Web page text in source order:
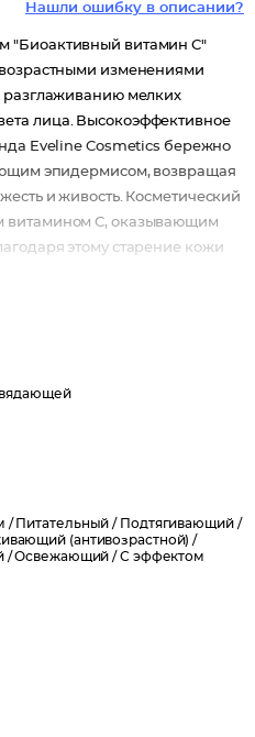
Нашли ошибку в описании?
"Биоактивный витамин С"
изменениями
разглаживанию мелких
лица. Высокоэффективное
Eveline Cosmetics бережно
эпидермисом, возвращая
и живость. Косметический
витамином С, оказывающим
этому старение кожи
заботится о
и защищая ее. Способ
количество крема утром и
оставьте для
/ Питательный / Подтягивающий /
(антивозрастной) /
/Освежающий /С эффектом